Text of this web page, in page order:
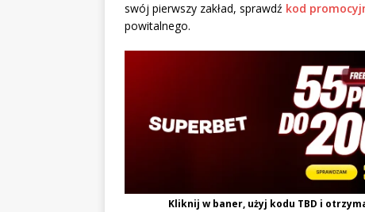
swój pierwszy zakład, sprawdź kod
powitalnego.
Kliknij w baner, użyj kodu TBD i